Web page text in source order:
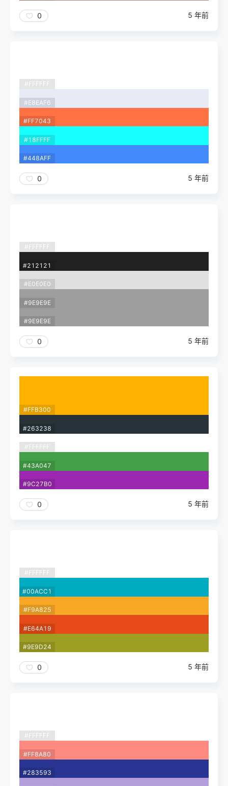
0 5 年前
#FFFFFF
#E8EAF6
#FF7043
#18FFFF
#448AFF
0 5 年前
#FFFFFF
#212121
#E0E0E0
#9E9E9E
#9E9E9E
0 5 年前
#FFB300
#263238
#FFFFFF
#43A047
#9C27B0
0 5 年前
#FFFFFF
#00ACC1
#F9A825
#E64A19
#9E9D24
0 5 年前
#FFFFFF
#FF8A80
#283593